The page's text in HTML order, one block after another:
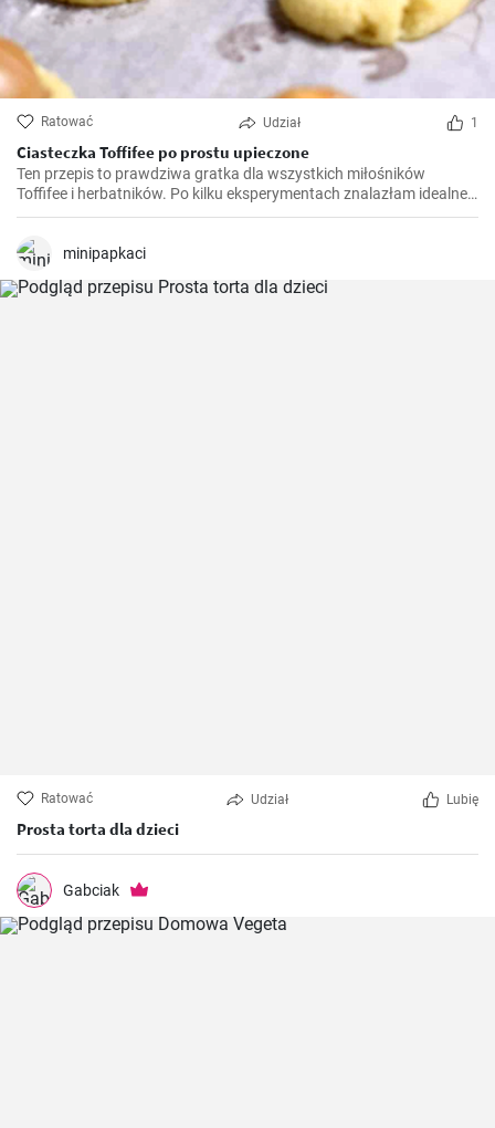
Ratować Udział 1
Ciasteczka Toffifee po prostu upieczone
Ten przepis to prawdziwa gratka dla wszystkich miłośników
Toffifee i herbatników. Po kilku eksperymentach znalazłam idealne
połączenie, które doskonale łączy smak Toffifee z herbatnikami.
podałam ten przepis po raz pierwszy, są po prostu bezcenne.
minipapkaci
Ratować Udział Lubię
Prosta torta dla dzieci
Gabciak